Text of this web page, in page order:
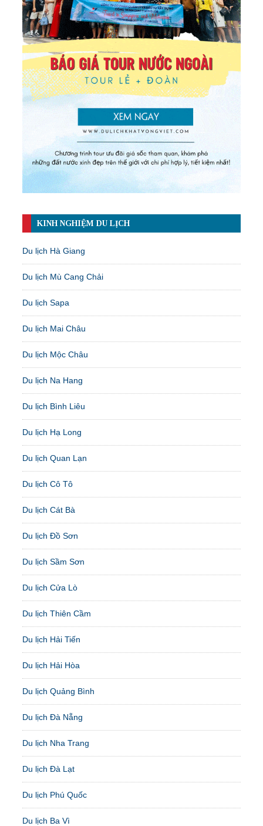
KINH NGHIỆM DU LỊCH
Du lịch Hà Giang
Du lịch Mù Cang Chải
Du lịch Sapa
Du lịch Mai Châu
Du lịch Mộc Châu
Du lịch Na Hang
Du lịch Bình Liêu
Du lịch Hạ Long
Du lịch Quan Lạn
Du lịch Cô Tô
Du lịch Cát Bà
Du lịch Đồ Sơn
Du lịch Sầm Sơn
Du lịch Cửa Lò
Du lịch Thiên Cầm
Du lịch Hải Tiến
Du lịch Hải Hòa
Du lịch Quảng Bình
Du lịch Đà Nẵng
Du lịch Nha Trang
Du lịch Đà Lạt
Du lịch Phú Quốc
Du lịch Ba Vì